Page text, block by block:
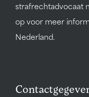
strafrechtadvocaat
op voor meer
Nederland.